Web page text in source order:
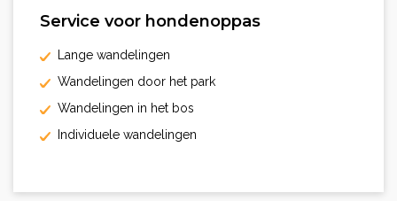
Service voor hondenoppas
Lange wandelingen
Wandelingen door het park
Wandelingen in het bos
Individuele wandelingen